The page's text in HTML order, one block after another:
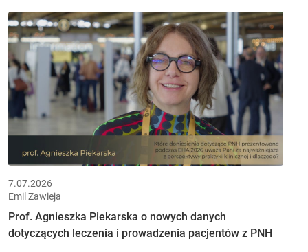
7.07.2026
Emil Zawieja
Prof. Agnieszka Piekarska o nowych danych
dotyczących leczenia i prowadzenia pacjentów z PNH